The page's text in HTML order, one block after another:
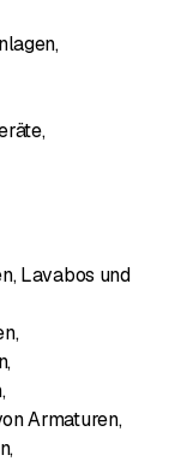
,
,
Lavabos und
,
,
,
Armaturen,
,